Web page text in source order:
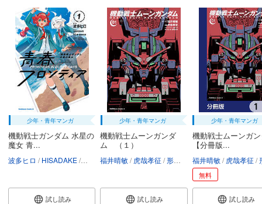
少年・青年マンガ
機動戦士ガンダム 水星の
魔女 青...
波多ヒロ HISADAKE 矢立肇・富野由悠季
試し読み
少年・青年マンガ
機動戦士ムーンガンダ
ム （１）
福井晴敏 虎哉孝征 形部一平 矢立肇・富野由悠
試し読み
少年・青年マンガ
機動戦士ムーンガ
【分冊版...
福井晴敏 虎哉孝征 形
無料
試し読み